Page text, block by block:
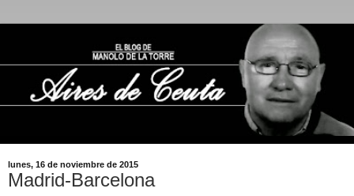
lunes, 16 de noviembre de 2015
Madrid-Barcelona